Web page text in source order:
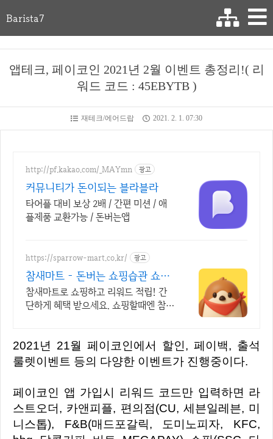
Barista7
앱테크, 페이코인 2021년 2월 이벤트 총정리!( 리
워드 코드 : 45EBYTB )
재테크/에어드랍 2021. 2. 1. 07:30
http://pf.kakao.com/_MAYmn 광고
커뮤니티가 돈이되는 블라블라
타어플 대비 보상 2배 / 간편 미션 / 애
플제품 교환가능 / 돈버는앱
https://sparrow-mart.co.kr/ 광고
참새마트 - 돈버는 쇼핑습관 쇼핑
만 해도 포인트 적립
참새마트로 쇼핑하고 리워드 적립! 간
단하게 혜택 받으세요. 쇼핑할때엔 참새
2021년 21월 페이코인에서 할인, 페이백, 출석
룰렛이벤트 등의 다양한 이벤트가 진행중이다.
페이코인 앱 가입시 리워드 코드만 입력하면 라
스트오더, 카앤피플, 편의점(CU, 세븐일레븐, 미
니스톱), F&B(매드포갈릭, 도미노피자, KFC,